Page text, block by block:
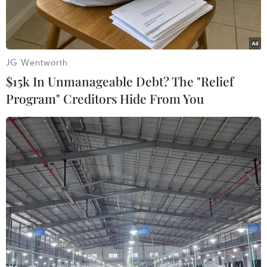
Container hàng hóa được xếp tại cảng Hanjin Incheon ở Seoul,
Hàn Quốc. (Ảnh: AFP/TTXVN)
Ngày 24/4, Cơ quan Hải quan Hàn Quốc cho biết
nước này đã thặng dư thương mại 16,4 tỷ USD
với các đối tác có Hiệp định thương mại tự do
(FTA) trong quý 1/2020, trong khi bị thâm hụt
JG Wentworth
$15k In Unmanageable Debt? The "Relief
Program" Creditors Hide From You